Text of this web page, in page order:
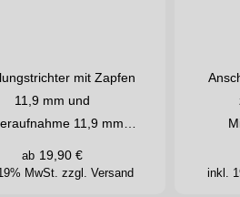
mit Zapfen
11,9 mm und
11,9 mm…
MwSt. zzgl. Versand
ab 19,90 €
inkl.